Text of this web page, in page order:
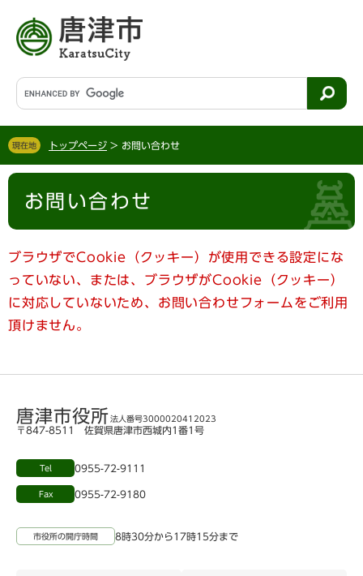
す
。
し
て
文
G
o
g
l
ス
検
現在地 トップページ > お問い合わせ
本
お問い合わせ
ブラウザでCookie（クッキー）が使用できる設定にな
っていない、または、ブラウザがCookie（クッキー）
に対応していないため、お問い合わせフォームをご利用
頂けません。
唐津市役所 法人番号3000020412023
〒847-8511 佐賀県唐津市西城内1番1号
Tel 0955-72-9111
Fax 0955-72-9180
市役所の開庁時間 8時30分から17時15分まで